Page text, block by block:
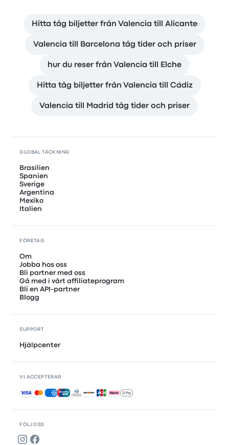
Hitta tåg biljetter från Valencia till Alicante
Valencia till Barcelona tåg tider och priser
hur du reser från Valencia till Elche
Hitta tåg biljetter från Valencia till Cádiz
Valencia till Madrid tåg tider och priser
FÖLJ OSS
GLOBAL TÄCKNING
Brasilien
Spanien
Sverige
Argentina
Mexiko
Italien
FÖRETAG
Om
Jobba hos oss
Bli partner med oss
Gå med i vårt affiliateprogram
Bli en API-partner
Blogg
SUPPORT
Hjälpcenter
VI ACCEPTERAR
Accepterade betalningar